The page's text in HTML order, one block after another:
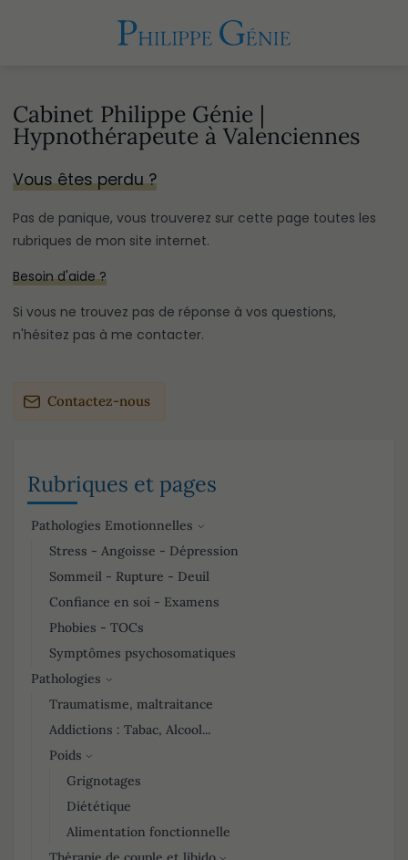
Cabinet Philippe Génie |
Hypnothérapeute à Valenciennes
Vous êtes perdu ?
Pas de panique, vous trouverez sur cette page toutes les
rubriques de mon site internet.​​
Besoin d'aide ?
Si vous ne trouvez pas de réponse à vos questions,
n'hésitez pas à me contacter.
Contactez-nous
Rubriques et pages
Pathologies Emotionnelles
Stress - Angoisse - Dépression
Sommeil - Rupture - Deuil
Confiance en soi - Examens
Phobies - TOCs
Symptômes psychosomatiques
Pathologies
Traumatisme, maltraitance
Addictions : Tabac, Alcool...
Poids
Grignotages
Diététique
Alimentation fonctionnelle